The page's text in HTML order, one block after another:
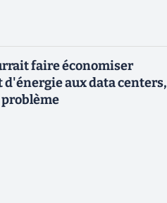
faire économiser
aux data centers,
problème